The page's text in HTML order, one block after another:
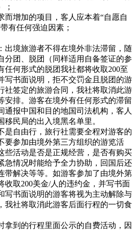
；
而增加的项目，客人应本着“自愿自
有任何强迫因素；
出境旅游者不得在境外非法滞留，随
分团、脱团（同样适用自备签证的参
任何形式的脱团我社都将收取200至
写书面说明，拒不交罚金且脱团的游
社签定的旅游合同，我社将取消此游
安排。游客在境外有任何形式的滞留
通报中国和目的地国司法机构，客人
民局的出入境黑名单里。
是自由行，旅行社需要全程对游客的
要参加由境外第三方组织的游览活
些活动是否是正规经营，是否有购买
急情况时能给予全力协助，回国后还
带解决等等。如游客参加了由境外第
收取200美金/人的违约金，并写书面
写书面说明的游客将视为主动解除与
我社将取消此游客后面行程的一切食
拿到的行程里面公示的自费活动，因